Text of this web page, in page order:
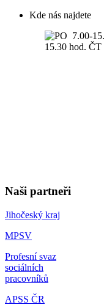
Kde nás najdete
Naši partneři
Jihočeský kraj
MPSV
Profesní svaz
sociálních
pracovníků
APSS ČR